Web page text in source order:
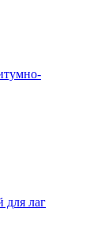
для лаг